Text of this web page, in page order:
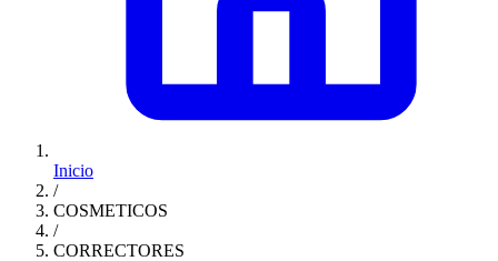
Inicio
/
COSMETICOS
/
CORRECTORES